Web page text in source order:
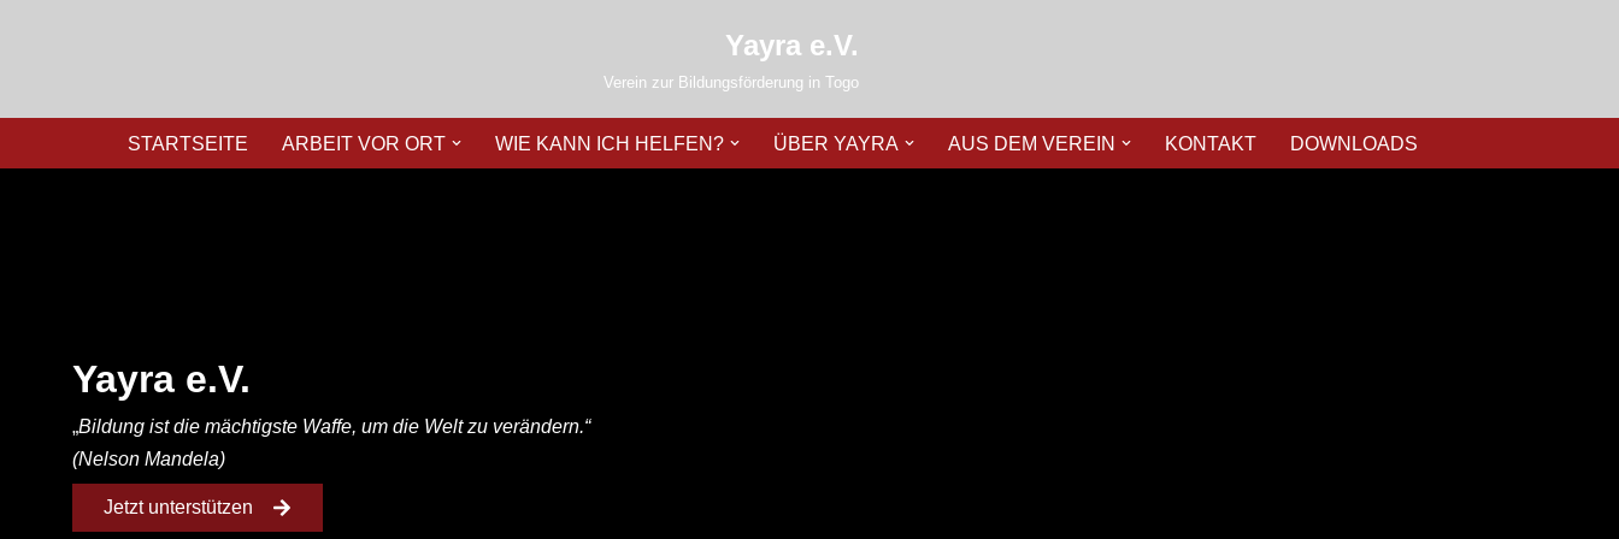
Yayra e.V.
Verein zur Bildungsförderung in Togo
STARTSEITE ARBEIT VOR ORT WIE KANN ICH HELFEN? ÜBER YAYRA AUS DEM VEREIN KONTAKT DOWNLOADS
Yayra e.V.
„Bildung ist die mächtigste Waffe, um die Welt zu verändern.“
(Nelson Mandela)
Jetzt unterstützen